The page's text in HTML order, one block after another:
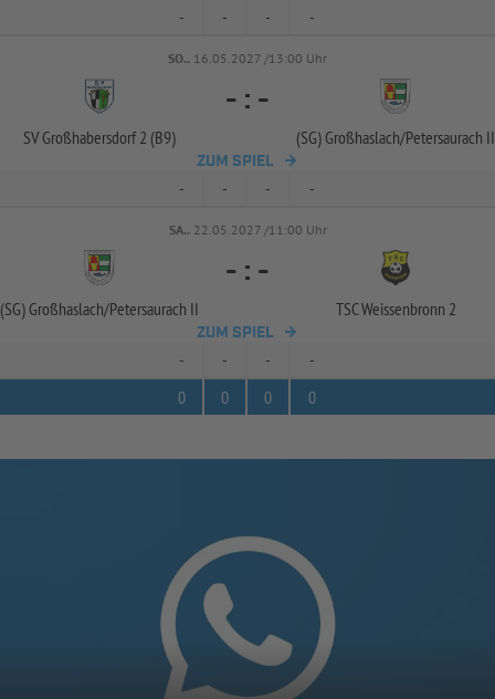
- - - -
SO.. 16.05.2027 /13:00 Uhr
SV Großhabersdorf 2 (B9)
- : -
(SG) Großhaslach/Petersaurach II
ZUM SPIEL
- - - -
SA.. 22.05.2027 /11:00 Uhr
(SG) Großhaslach/Petersaurach II
- : -
TSC Weissenbronn 2
ZUM SPIEL
- - -
-
0
0 0 0